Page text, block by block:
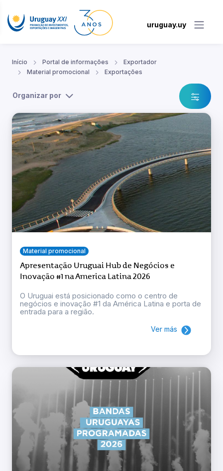
uruguay.uy
Início Portal de informações
Exportador
Material promocional
Exportações
Organizar por
Material promocional
Apresentação Uruguai Hub de Negócios e
Inovação #1 na America Latina 2026
O Uruguai está posicionado como o centro de
negócios e inovação #1 da América Latina e porta de
entrada para a região.
Ver más